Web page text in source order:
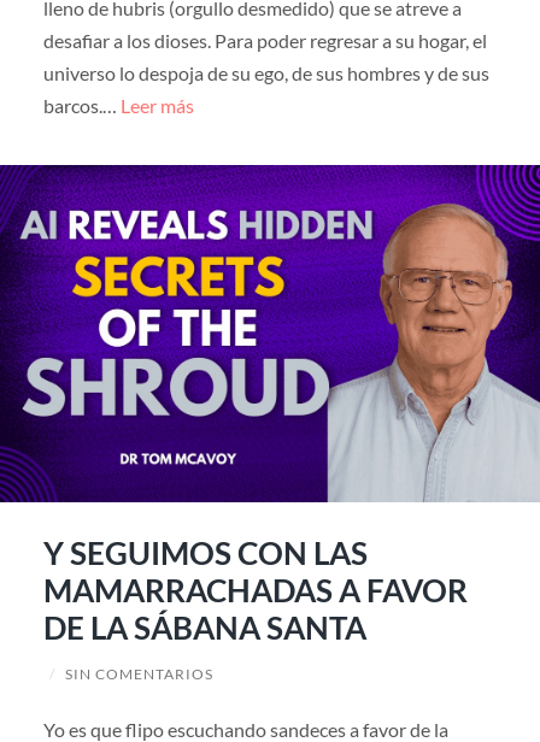
lleno de hubris (orgullo desmedido) que se atreve a
desafiar a los dioses. Para poder regresar a su hogar, el
universo lo despoja de su ego, de sus hombres y de sus
barcos.… Leer más
Y SEGUIMOS CON LAS
MAMARRACHADAS A FAVOR
DE LA SÁBANA SANTA
/ SIN COMENTARIOS
Yo es que flipo escuchando sandeces a favor de la